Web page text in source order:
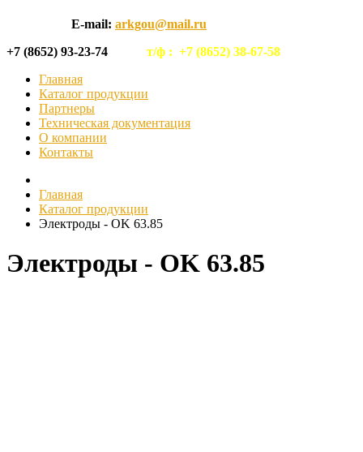
E-mail: arkgou@mail.ru
+7 (8652) 93-23-74 т/ф : +7 (8652) 38-67-58
Главная
Каталог продукции
Партнеры
Техническая документация
О компании
Контакты
Главная
Каталог продукции
Электроды - OK 63.85
Электроды - OK 63.85